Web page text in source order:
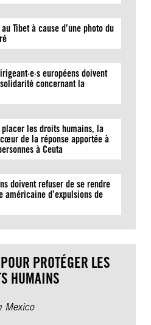
Tibet à cause d’une photo du
européens doivent
concernant la
les droits humains, la
de la réponse apportée à
à Ceuta
doivent refuser de se rendre
d’expulsions de
PROTÉGER LES
HUMAINS